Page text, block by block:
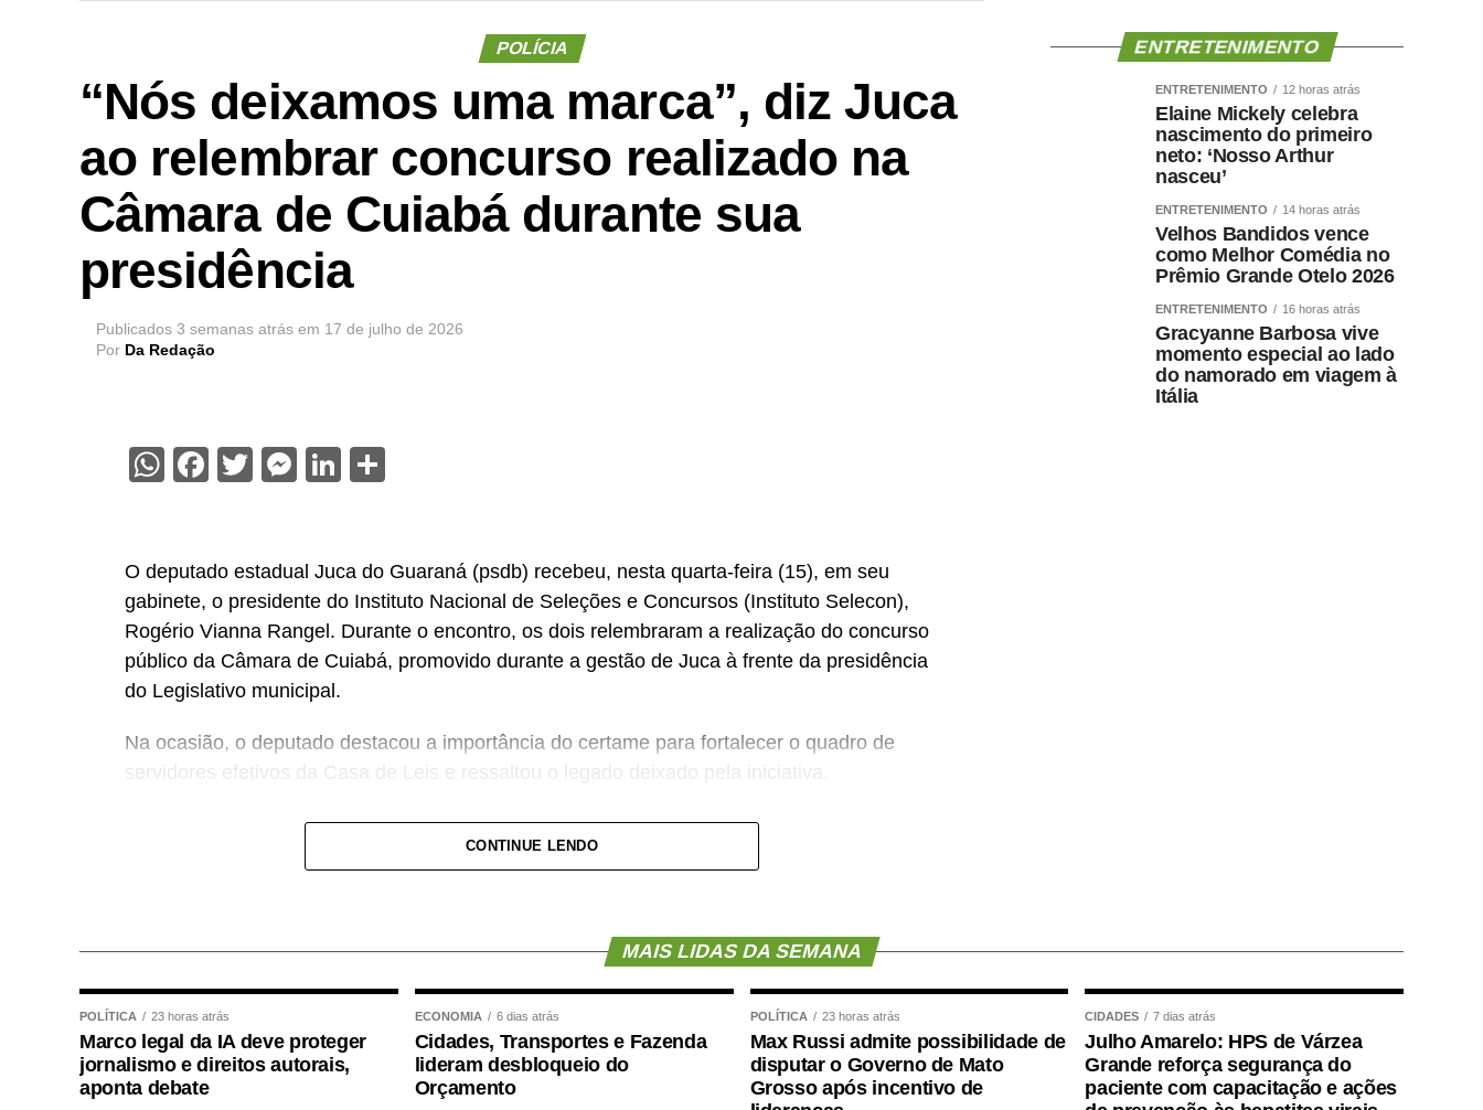
POLÍCIA
“Nós deixamos uma marca”, diz Juca
ao relembrar concurso realizado na
Câmara de Cuiabá durante sua
presidência
Publicados 3 semanas atrás em 17 de julho de 2026
Por Da Redação
WhatsApp
Facebook
Twitter
Messenger
LinkedIn
O deputado estadual Juca do Guaraná (psdb) recebeu, nesta quarta-feira (15), em seu
gabinete, o presidente do Instituto Nacional de Seleções e Concursos (Instituto Selecon),
Rogério Vianna Rangel. Durante o encontro, os dois relembraram a realização do concurso
público da Câmara de Cuiabá, promovido durante a gestão de Juca à frente da presidência
do Legislativo municipal.
Na ocasião, o deputado destacou a importância do certame para fortalecer o quadro de
servidores efetivos da Casa de Leis e ressaltou o legado deixado pela iniciativa.
“Nós deixamos uma marca de ter feito esse concurso para atender a população cuiabana e
a Câmara de Cuiabá, que é de todos nós mato-grossenses, o parlamento mais antigo do
O concurso público foi realizado para provimento de vagas e formação de cadastro de
reserva para cargos de níveis médio e superior, contemplando funções como técnico
legislativo, analista legislativo, controlador interno e contador.
Durante a visita, Rogério Vianna Rangel agradeceu a confiança depositada no Instituto
Selecon e destacou a forma como o processo foi conduzido.
CONTINUE LENDO
ENTRETENIMENTO
ENTRETENIMENTO 12 horas atrás
Elaine Mickely celebra
nascimento do primeiro
neto: ‘Nosso Arthur
nasceu’
ENTRETENIMENTO 14 horas atrás
Velhos Bandidos vence
como Melhor Comédia no
Prêmio Grande Otelo 2026
ENTRETENIMENTO 16 horas atrás
Gracyanne Barbosa vive
momento especial ao lado
do namorado em viagem à
Itália
MAIS LIDAS DA SEMANA
POLÍTICA 23 horas atrás
Marco legal da IA deve proteger
jornalismo e direitos autorais,
aponta debate
ECONOMIA 6 dias atrás
Cidades, Transportes e Fazenda
lideram desbloqueio do
Orçamento
POLÍTICA 23 horas atrás
Max Russi admite possibilidade de
disputar o Governo de Mato
Grosso após incentivo de
CIDADES 7 dias atrás
Julho Amarelo: HPS de Várzea
Grande reforça segurança do
paciente com capacitação e ações